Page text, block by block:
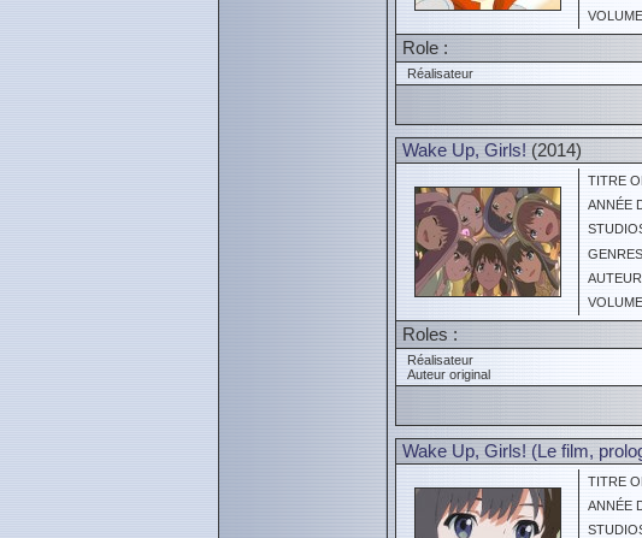
Role :
Réalisateur
Wake Up, Girls! (2014)
TITRE
ANNÉE
Roles :
Réalisateur
Auteur original
Wake Up, Girls! (Le film,
TITRE
ANNÉE